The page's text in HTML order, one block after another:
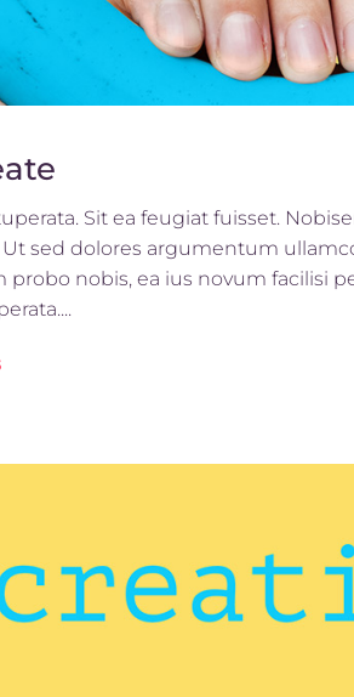
Sit ea feugiat fuisset.
sed dolores argumentum
nobis, ea ius novum facilisi